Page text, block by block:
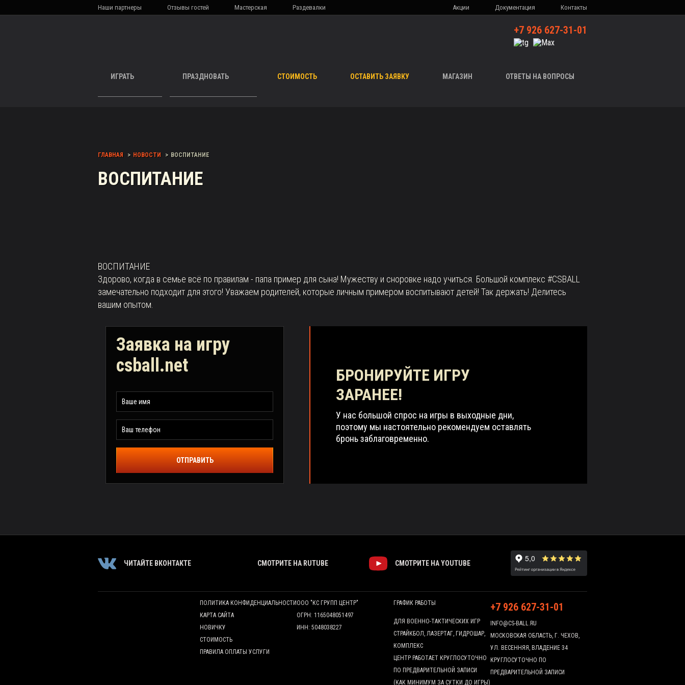
Наши партнеры Отзывы гостей Мастерская Раздевалки Акции Документация Контакты
ИГРАТЬ ПРАЗДНОВАТЬ СТОИМОСТЬ ОСТАВИТЬ ЗАЯВКУ МАГАЗИН ОТВЕТЫ НА ВОПРОСЫ
+7 926 627-31-01
ГЛАВНАЯ НОВОСТИ ВОСПИТАНИЕ
ВОСПИТАНИЕ
ВОСПИТАНИЕ
Здорово, когда в семье всё по правилам - папа пример для сына! Мужеству и сноровке надо учиться. Большой комплекс #CSBALL
замечательно подходит для этого! Уважаем родителей, которые личным примером воспитывают детей! Так держать! Делитесь
вашим опытом.
Заявка на игру
csball.net
ОТПРАВИТЬ
БРОНИРУЙТЕ ИГРУ
ЗАРАНЕЕ!
У нас большой спрос на игры в выходные дни,
поэтому мы настоятельно рекомендуем оставлять
бронь заблаговременно.
ЧИТАЙТЕ ВКОНТАКТЕ СМОТРИТЕ НА RUTUBE СМОТРИТЕ НА YOUTUBE
ПОЛИТИКА КОНФИДЕНЦИАЛЬНОСТИ
КАРТА САЙТА
НОВИЧКУ
СТОИМОСТЬ
ПРАВИЛА ОПЛАТЫ УСЛУГИ
ООО "КС ГРУПП ЦЕНТР"
ОГРН: 1165048051497
ИНН: 5048038227
ГРАФИК РАБОТЫ
ДЛЯ ВОЕННО-ТАКТИЧЕСКИХ ИГР
СТРАЙКБОЛ, ЛАЗЕРТАГ, ГИДРОШАР,
КОМПЛЕКС
ЦЕНТР РАБОТАЕТ КРУГЛОСУТОЧНО
ПО ПРЕДВАРИТЕЛЬНОЙ ЗАПИСИ
(КАК МИНИМУМ ЗА СУТКИ ДО ИГРЫ)
+7 926 627-31-01
INFO@CS-BALL.RU
МОСКОВСКАЯ ОБЛАСТЬ, Г. ЧЕХОВ,
УЛ. ВЕСЕННЯЯ, ВЛАДЕНИЕ 34
КРУГЛОСУТОЧНО ПО
ПРЕДВАРИТЕЛЬНОЙ ЗАПИСИ